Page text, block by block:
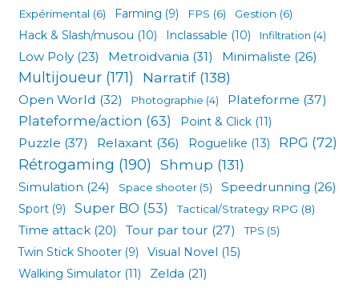
Expérimental (6) Farming (9) FPS (6) Gestion (6)
Hack & Slash/musou (10) Inclassable (10) Infiltration (4)
Low Poly (23) Metroidvania (31) Minimaliste (26)
Multijoueur (171) Narratif(138)
Open World (32) Photographie (4) Plateforme (37)
Plateforme/action (63) Point & Click (11)
Puzzle (37) Relaxant (36) Roguelike (13) RPG (72)
Rétrogaming (190) Shmup (131)
Simulation (24) Space shooter (5) Speedrunning (26)
Sport (9) Super BO (53) Tactical/Strategy RPG (8)
Time attack (20) Tour par tour (27) TPS (5)
Twin Stick Shooter (9) Visual Novel (15)
Walking Simulator (11) Zelda (21)